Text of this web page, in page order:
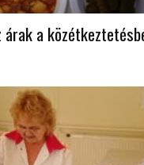
árak a